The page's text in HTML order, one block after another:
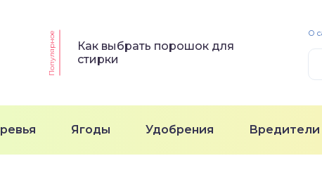
Популярное
Как выбрать порошок для
стирки
Ягоды Удобрения Вредители
О